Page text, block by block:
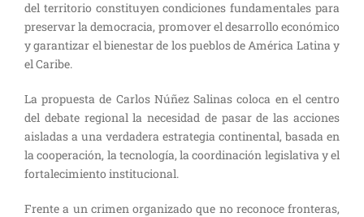
del territorio constituyen condiciones fundamentales para
preservar la democracia, promover el desarrollo económico
y garantizar el bienestar de los pueblos de América Latina y
el Caribe.
La propuesta de Carlos Núñez Salinas coloca en el centro
del debate regional la necesidad de pasar de las acciones
aisladas a una verdadera estrategia continental, basada en
la cooperación, la tecnología, la coordinación legislativa y el
fortalecimiento institucional.
Frente a un crimen organizado que no reconoce fronteras,